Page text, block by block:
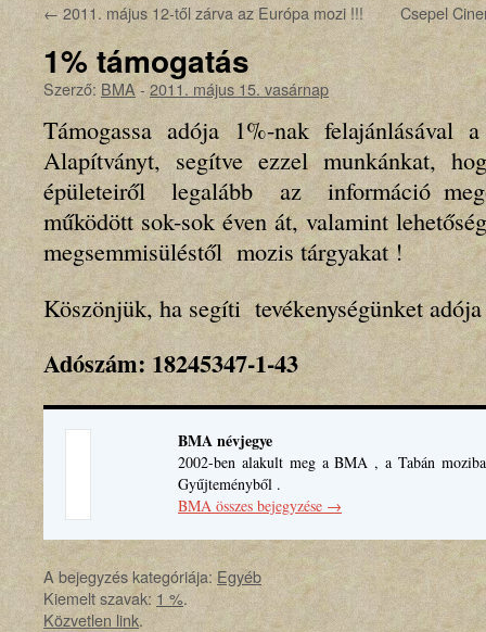
← 2011. május 12-től zárva az Európa mozi !!! Csepel
1% támogatás
Szerző: BMA- 2011. május 15. vasárnap
Támogassa adója 1%-nak felajánlásával
Alapítványt, segítve ezzel munkánkat,
épületeiről legalább az információ
működött sok-sok éven át, valamint
megsemmisüléstől mozis tárgyakat !
Köszönjük, ha segíti tevékenységünket
Adószám: 18245347-1-43
BMA névjegye
2002-ben alakult meg a BMA , a Tabán
Gyűjteményből .
BMA összes bejegyzése →
A bejegyzés kategóriája: Egyéb
Kiemelt szavak: 1 %.
Közvetlen link.